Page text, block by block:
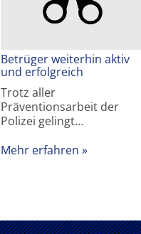
Betrüger weiterhin aktiv
und erfolgreich
Trotz aller
Präventionsarbeit der
Polizei gelingt…
Mehr erfahren